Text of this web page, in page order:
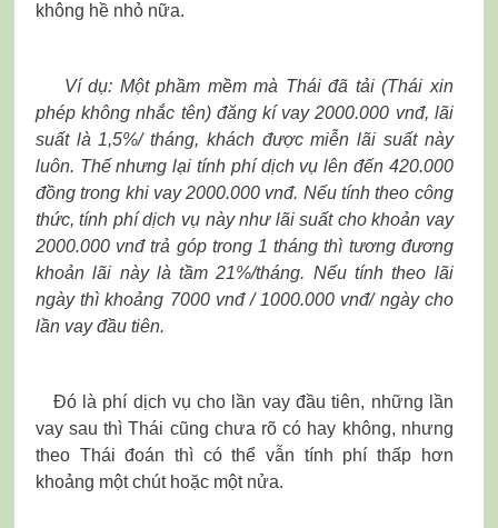
không hề nhỏ nữa.
Ví dụ: Một phầm mềm mà Thái đã tải (Thái xin
phép không nhắc tên) đăng kí vay 2000.000 vnđ, lãi
suất là 1,5%/ tháng, khách được miễn lãi suất này
luôn. Thế nhưng lại tính phí dịch vụ lên đến 420.000
đồng trong khi vay 2000.000 vnđ. Nếu tính theo công
thức, tính phí dịch vụ này như lãi suất cho khoản vay
2000.000 vnđ trả góp trong 1 tháng thì tương đương
khoản lãi này là tầm 21%/tháng. Nếu tính theo lãi
ngày thì khoảng 7000 vnđ / 1000.000 vnđ/ ngày cho
lần vay đầu tiên.
Đó là phí dịch vụ cho lần vay đầu tiên, những lần
vay sau thì Thái cũng chưa rõ có hay không, nhưng
theo Thái đoán thì có thể vẫn tính phí thấp hơn
khoảng một chút hoặc một nửa.